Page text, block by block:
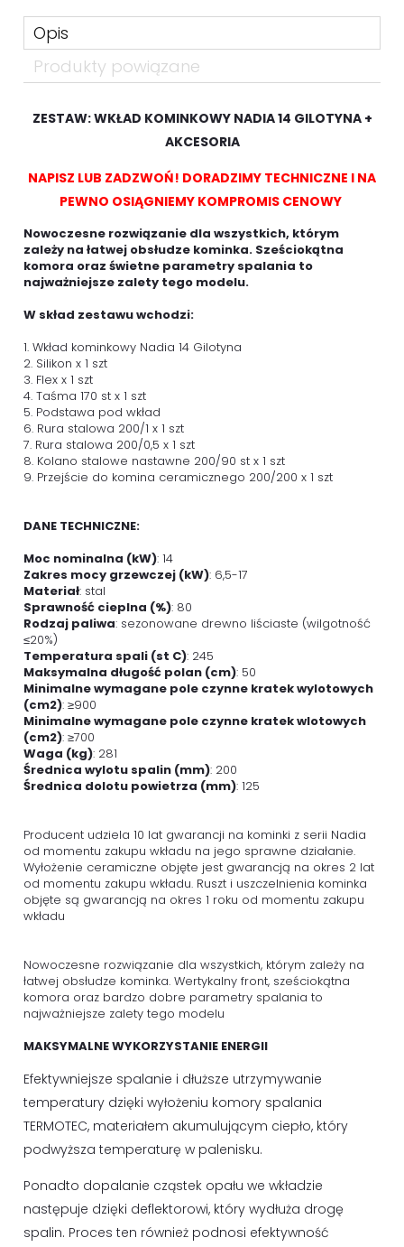
Opis
Produkty powiązane
ZESTAW: WKŁAD KOMINKOWY NADIA 14 GILOTYNA +
AKCESORIA
NAPISZ LUB ZADZWOŃ! DORADZIMY TECHNICZNE I NA
PEWNO OSIĄGNIEMY KOMPROMIS CENOWY
Nowoczesne rozwiązanie dla wszystkich, którym
zależy na łatwej obsłudze kominka. Sześciokątna
komora oraz świetne parametry spalania to
najważniejsze zalety tego modelu.
W skład zestawu wchodzi:
1. Wkład kominkowy Nadia 14 Gilotyna
2. Silikon x 1 szt
3. Flex x 1 szt
4. Taśma 170 st x 1 szt
5. Podstawa pod wkład
6. Rura stalowa 200/1 x 1 szt
7. Rura stalowa 200/0,5 x 1 szt
8. Kolano stalowe nastawne 200/90 st x 1 szt
9. Przejście do komina ceramicznego 200/200 x 1 szt
DANE TECHNICZNE:
Moc nominalna (kW): 14
Zakres mocy grzewczej (kW): 6,5-17
Materiał: stal
Sprawność cieplna (%): 80
Rodzaj paliwa: sezonowane drewno liściaste (wilgotność
≤20%)
Temperatura spali (st C): 245
Maksymalna długość polan (cm): 50
Minimalne wymagane pole czynne kratek wylotowych
(cm2): ≥900
Minimalne wymagane pole czynne kratek wlotowych
(cm2): ≥700
Waga (kg): 281
Średnica wylotu spalin (mm): 200
Średnica dolotu powietrza (mm): 125
Producent udziela 10 lat gwarancji na kominki z serii Nadia
od momentu zakupu wkładu na jego sprawne działanie.
Wyłożenie ceramiczne objęte jest gwarancją na okres 2 lat
od momentu zakupu wkładu. Ruszt i uszczelnienia kominka
objęte są gwarancją na okres 1 roku od momentu zakupu
wkładu
Nowoczesne rozwiązanie dla wszystkich, którym zależy na
łatwej obsłudze kominka. Wertykalny front, sześciokątna
komora oraz bardzo dobre parametry spalania to
najważniejsze zalety tego modelu
MAKSYMALNE WYKORZYSTANIE ENERGII
Efektywniejsze spalanie i dłuższe utrzymywanie
temperatury dzięki wyłożeniu komory spalania
TERMOTEC, materiałem akumulującym ciepło, który
podwyższa temperaturę w palenisku.
Ponadto dopalanie cząstek opału we wkładzie
następuje dzięki deflektorowi, który wydłuża drogę
spalin. Proces ten również podnosi efektywność